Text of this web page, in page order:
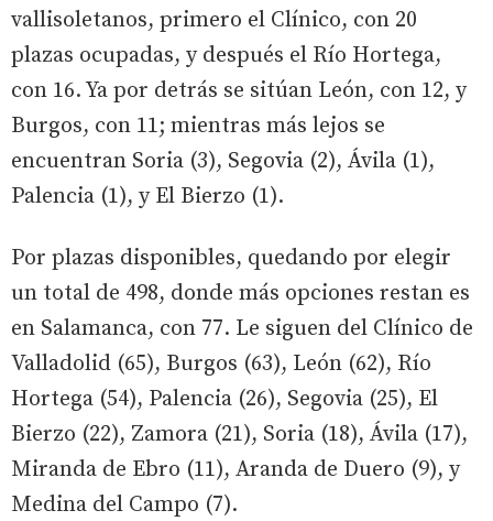
vallisoletanos, primero el Clínico, con 20
plazas ocupadas, y después el Río Hortega,
con 16. Ya por detrás se sitúan León, con 12, y
Burgos, con 11; mientras más lejos se
encuentran Soria (3), Segovia (2), Ávila (1),
Palencia (1), y El Bierzo (1).
Por plazas disponibles, quedando por elegir
un total de 498, donde más opciones restan es
en Salamanca, con 77. Le siguen del Clínico de
Valladolid (65), Burgos (63), León (62), Río
Hortega (54), Palencia (26), Segovia (25), El
Bierzo (22), Zamora (21), Soria (18), Ávila (17),
Miranda de Ebro (11), Aranda de Duero (9), y
Medina del Campo (7).